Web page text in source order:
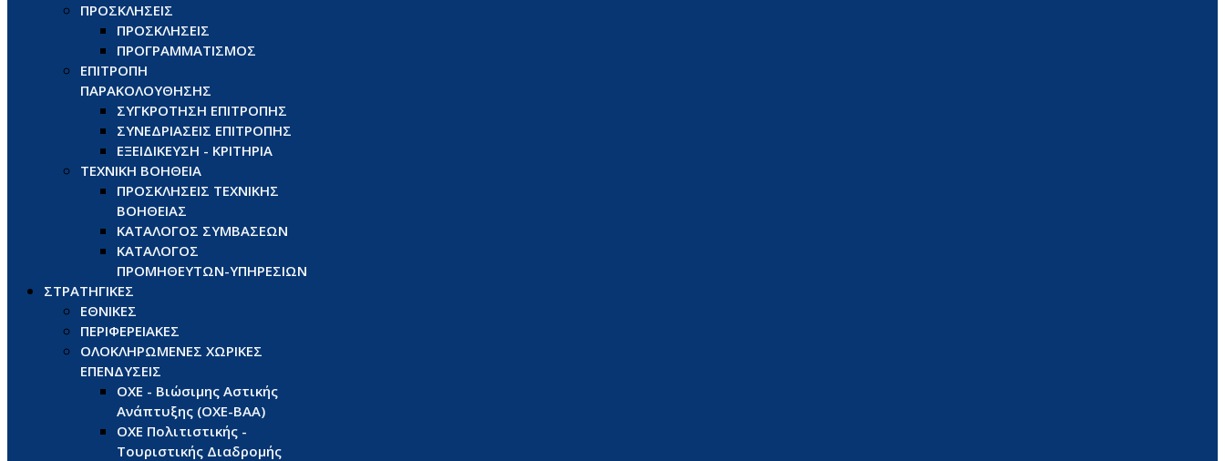
ΠΡΟΣΚΛΗΣΕΙΣ
ΠΡΟΣΚΛΗΣΕΙΣ
ΠΡΟΓΡΑΜΜΑΤΙΣΜΟΣ
ΕΠΙΤΡΟΠΗ
ΠΑΡΑΚΟΛΟΥΘΗΣΗΣ
ΣΥΓΚΡΟΤΗΣΗ ΕΠΙΤΡΟΠΗΣ
ΣΥΝΕΔΡΙΑΣΕΙΣ ΕΠΙΤΡΟΠΗΣ
ΕΞΕΙΔΙΚΕΥΣΗ - ΚΡΙΤΗΡΙΑ
ΤΕΧΝΙΚΗ ΒΟΗΘΕΙΑ
ΠΡΟΣΚΛΗΣΕΙΣ ΤΕΧΝΙΚΗΣ
ΒΟΗΘΕΙΑΣ
ΚΑΤΑΛΟΓΟΣ ΣΥΜΒΑΣΕΩΝ
ΚΑΤΑΛΟΓΟΣ
ΠΡΟΜΗΘΕΥΤΩΝ-ΥΠΗΡΕΣΙΩΝ
ΣΤΡΑΤΗΓΙΚΕΣ
ΕΘΝΙΚΕΣ
ΠΕΡΙΦΕΡΕΙΑΚΕΣ
ΟΛΟΚΛΗΡΩΜΕΝΕΣ ΧΩΡΙΚΕΣ
ΕΠΕΝΔΥΣΕΙΣ
ΟΧΕ - Βιώσιμης Αστικής
Ανάπτυξης (ΟΧΕ-ΒΑΑ)
ΟΧΕ Πολιτιστικής -
Τουριστικής Διαδρομής